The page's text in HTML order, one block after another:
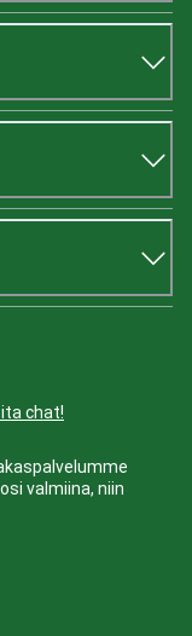
chat!
valmiina, niin